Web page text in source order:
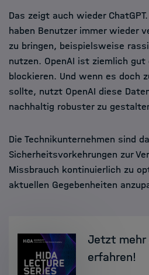
Das zeigt auch wieder
haben Benutzer immer wieder
zu bringen, beispielsweise
nutzen. OpenAI ist ziemlich gut
blockieren. Und wenn es doch
sollte, nutzt OpenAI diese
nachhaltig robuster zu
Die Technikunternehmen sind
Sicherheitsvorkehrungen zur
Missbrauch kontinuierlich zu
aktuellen Gegebenheiten
Jetzt mehr
erfahren!